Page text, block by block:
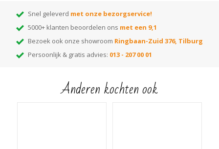
gewenste kleurnummer in de zoekbalk van onze webshop en je vindt alle
bijpassende items die in die kleur leverbaar zijn!
Snel geleverd met onze bezorgservice!
5000+ klanten beoordelen ons met een 9,1
Bezoek ook onze showroom Ringbaan-Zuid 376, Tilburg
Persoonlijk & gratis advies: 013 - 207 00 01
Anderen kochten ook